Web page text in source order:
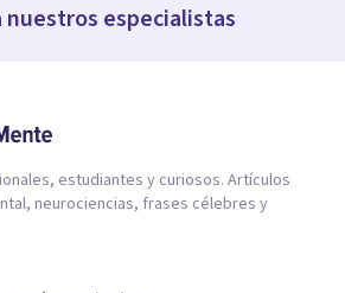
nuestros especialistas
estudiantes y curiosos. Artículos
neurociencias, frases célebres y